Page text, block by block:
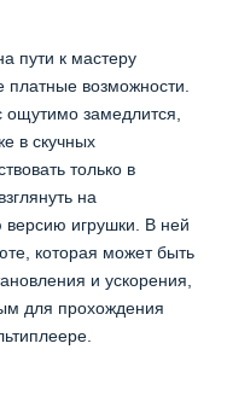
пути к мастеру
платные возможности.
ощутимо замедлится,
в скучных
только в
на
игрушки. В ней
которая может быть
и ускорения,
для прохождения